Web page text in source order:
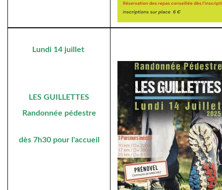
Lundi 14 juillet
LES GUILLETTES
Randonnée pédestre
dès 7h30 pour l'accueil